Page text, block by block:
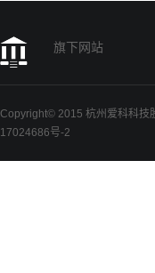
旗下网站
Copyright© 2015 杭州爱科科技
17024686号-2